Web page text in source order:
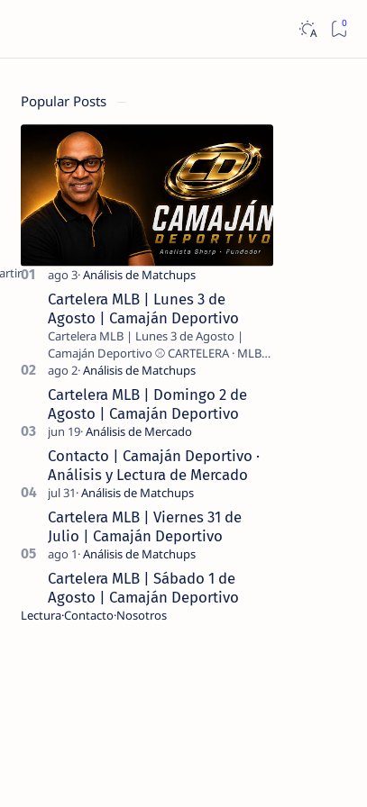
Popular Posts
Cartelera MLB | Lunes 3 de
Agosto | Camaján Deportivo
Cartelera MLB | Lunes 3 de Agosto |
Camaján Deportivo ⚾ CARTELERA · MLB
Cartelera MLB | Domingo 2 de
Agosto | Camaján Deportivo
Contacto | Camaján Deportivo ·
Análisis y Lectura de Mercado
Cartelera MLB | Viernes 31 de
Julio | Camaján Deportivo
Cartelera MLB | Sábado 1 de
Agosto | Camaján Deportivo
LecturaContactoNosotros